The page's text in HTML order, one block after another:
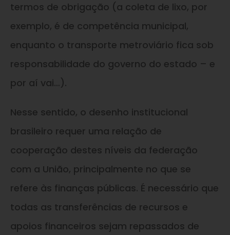
termos de obrigação (a coleta de lixo, por
exemplo, é de competência municipal,
enquanto o transporte metroviário fica sob
responsabilidade do governo do estado – e
por aí vai…).
Nesse sentido, o desenho institucional
brasileiro requer uma relação de
cooperação destes níveis da federação
com a União, principalmente no que se
refere às finanças públicas. É necessário que
todas as transferências de recursos e
apoios financeiros sejam repassados de